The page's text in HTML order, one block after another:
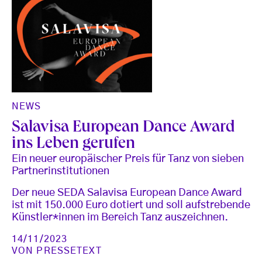
NEWS
Salavisa European Dance Award
ins Leben gerufen
Ein neuer europäischer Preis für Tanz von sieben
Partnerinstitutionen
Der neue SEDA Salavisa European Dance Award
ist mit 150.000 Euro dotiert und soll aufstrebende
Künstler*innen im Bereich Tanz auszeichnen.
14/11/2023
VON
PRESSETEXT